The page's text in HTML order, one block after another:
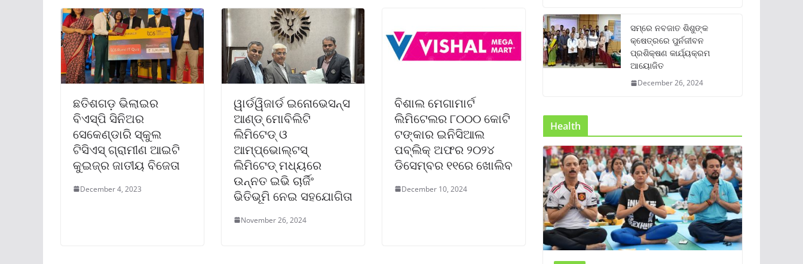
ଛତିଶଗଡ଼ ଭିଲାଇର
ବିଏସ୍‌ପି ସିନିଅର
ସେକେଣ୍ଡାରି ସ୍କୁଲ
ଟିସିଏସ୍ ଗ୍ରାମୀଣ ଆଇଟି
କୁଇଜ୍‌ର ଜାତୀୟ ବିଜେତା
December 4, 2023
ୱାର୍ଡୱିଜାର୍ଡ ଇନୋଭେସନ୍ସ
ଆଣ୍ଡ୍ ମୋବିଲିଟି
ଲିମିଟେଡ୍ ଓ
ଆମ୍ପ୍‌ଭୋଲ୍‌ଟସ୍
ଲିମିଟେଡ୍ ମଧ୍ୟରେ
ଉନ୍ନତ ଇଭି ଚାର୍ଜିଂ
ଭିତିଭୂମି ନେଇ ସହଯୋଗିତା
November 26, 2024
ବିଶାଲ ମେଗାମାର୍ଟ
ଲିମିଟେଲର ୮୦୦୦ କୋଟି
ଟଙ୍କାର ଇନିସିଆଲ
ପବ୍ଲିକ୍ ଅଫର ୨୦୨୪
ଡିସେମ୍ବର ୧୧ରେ ଖୋଲିବ
December 10, 2024
ସମ୍‌ରେ ନବଜାତ ଶିଶୁଙ୍କ
କ୍ଷେତ୍ରରେ ପୁର୍ନଜୀବନ
ପ୍ରଶିକ୍ଷଣ କାର୍ଯ୍ୟକ୍ରମ
ଆୟୋଜିତ
December 26, 2024
Health